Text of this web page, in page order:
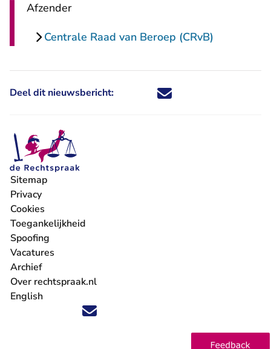
Afzender
Centrale Raad van Beroep (CRvB)
Deel dit nieuwsbericht: Deel dit nieuwsbericht via X -
Deel dit nieuwsbericht via
Deel dit nieuwsbericht
Deel dit
Volg ons op X (Twitter) - U verlaat Rechtspraak.nl
Volg ons op Facebook - U verlaat Rechtspraak.nl
Volg ons op Instagram - U verlaat Rechtspraak.nl
Volg ons op Youtube - U verlaat Rechtspraak.nl
Volg ons op LinkedIn - U verlaat
'Blijf op de hoogte' nieuwsbrief - U verlaat
Sitemap
Privacy
Cookies
Toegankelijkheid
Spoofing
Vacatures
- U verlaat Rechtspraak.nl
Archief
Over rechtspraak.nl
English